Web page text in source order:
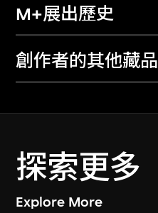
M+展出歷史
創作者的其他藏品
探索更多
Explore More